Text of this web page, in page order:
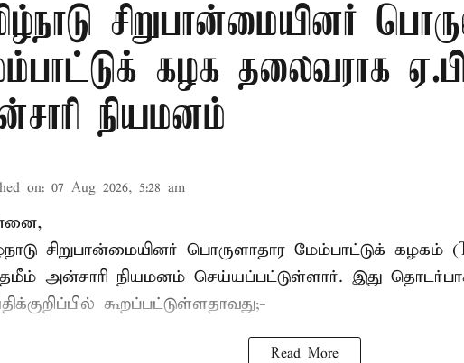
சிறுபான்மையினர்
கழக தலைவராக
நியமனம்
on: 07 Aug 2026, 5:28 am
சிறுபான்மையினர் பொருளாதார மேம்பாட்டுக் கழகம்
அன்சாரி நியமனம் செய்யப்பட்டுள்ளார். இது
கூறப்பட்டுள்ளதாவது;-
Read More